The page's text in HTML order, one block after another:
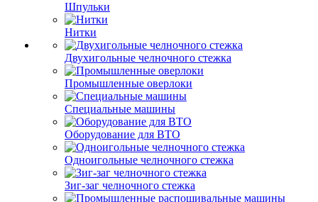
Шпульки
Нитки
Двухигольные челночного стежка
Промышленные оверлоки
Специальные машины
Оборудование для ВТО
Одноигольные челночного стежка
Зиг-заг челночного стежка